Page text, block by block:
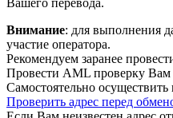
Вашего перевода.
Внимание: для выполнения
участие оператора.
Рекомендуем заранее
Провести AML проверку Вам
Самостоятельно
Проверить адрес перед